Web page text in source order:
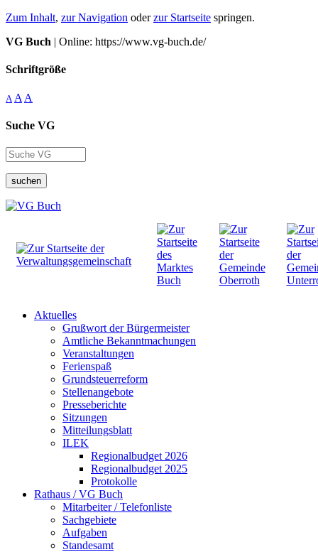
Zum Inhalt, zur Navigation oderzur Startseite springen.
VG Buch | Online: https://www.vg-buch.de/
Schriftgröße
A A A
Suche VG
suchen
Aktuelles
Grußwort der Bürgermeister
Amtliche Bekanntmachungen
Veranstaltungen
Ferienspaß
Grundsteuerreform
Stellenangebote
Presseberichte
Sitzungen
Mitteilungsblatt
ILEK
Regionalbudget 2026
Regionalbudget 2025
Protokolle
Rathaus / VG Buch
Mitarbeiter / Telefonliste
Sachgebiete
Aufgaben
Standesamt